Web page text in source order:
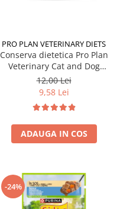
PRO PLAN VETERINARY DIETS
Conserva dietetica Pro Plan
Veterinary Cat and Dog
Convalescence 195 gr
12,00 Lei
9,58 Lei
ADAUGA IN COS
-24%